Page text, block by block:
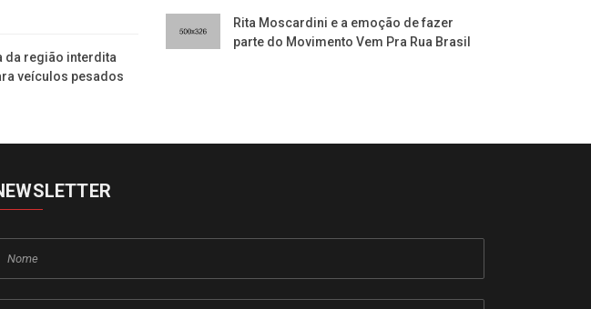
da região interdita
veículos pesados
Rita Moscardini e a emoção de fazer
parte do Movimento Vem Pra Rua Brasil